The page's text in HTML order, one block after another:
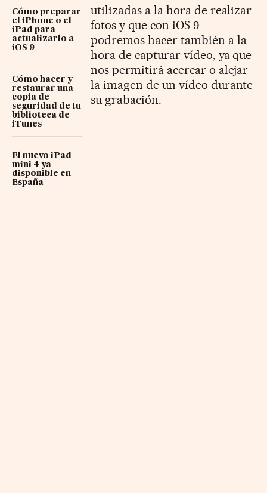
Cómo preparar
el iPhone o el
iPad para
actualizarlo a
iOS 9
Cómo hacer y
restaurar una
copia de
seguridad de tu
biblioteca de
iTunes
El nuevo iPad
mini 4 ya
disponible en
España
utilizadas a la hora de realizar
fotos y que con iOS 9
podremos hacer también a la
hora de capturar vídeo, ya que
nos permitirá acercar o alejar
la imagen de un vídeo durante
su grabación.